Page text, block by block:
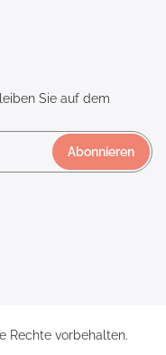
Sie auf dem
Abonnieren
Rechte vorbehalten.